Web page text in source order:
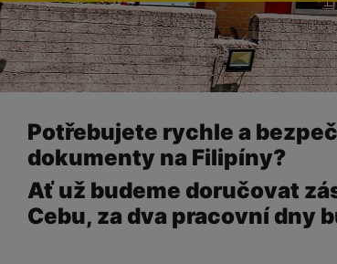
Potřebujete rychle a
dokumenty na Filipíny?
Ať už budeme doručovat
Cebu, za dva pracovní dny